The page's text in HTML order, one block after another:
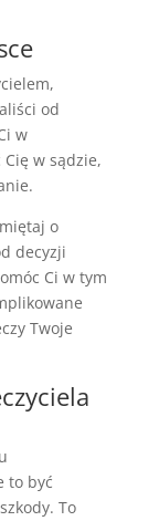
od
w
w sądzie,
o
decyzji
Ci w tym
Twoje
to być
To